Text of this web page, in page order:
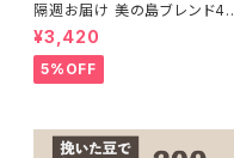
隔週お届け 美の島ブレンド40
0g【挽いた豆】（200g×2袋）
¥3,420
5%OFF